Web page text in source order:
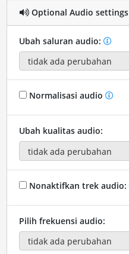
Optional Audio settings
Ubah saluran audio:
Normalisasi audio
Ubah kualitas audio:
Nonaktifkan trek audio:
Pilih frekuensi audio: